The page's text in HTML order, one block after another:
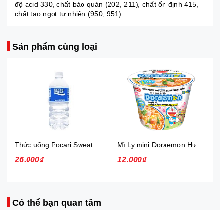
độ acid 330, chất bảo quản (202, 211), chất ổn định 415,
chất tạo ngọt tự nhiên (950, 951).
Sản phẩm cùng loại
26.000₫ 12.000₫
Có thể bạn quan tâm